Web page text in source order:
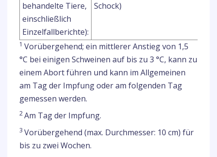
behandelte Tiere,
einschließlich
Einzelfallberichte):
Schock)
1 Vorübergehend; ein mittlerer Anstieg von 1,5
°C bei einigen Schweinen auf bis zu 3 °C, kann zu
einem Abort führen und kann im Allgemeinen
am Tag der Impfung oder am folgenden Tag
gemessen werden.
2Am Tag der Impfung.
3 Vorübergehend (max. Durchmesser: 10 cm) für
bis zu zwei Wochen.